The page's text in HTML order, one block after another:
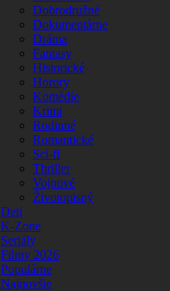
Dobrodružné
Dokumentárne
Dráma
Fantasy
Historické
Horory
Komédie
Krimi
Rodinné
Romantické
Sci-fi
Thriller
Vojnové
Životopisný
Deti
K-Zone
Seriály
Filmy 2026
Populárne
Najnovšie